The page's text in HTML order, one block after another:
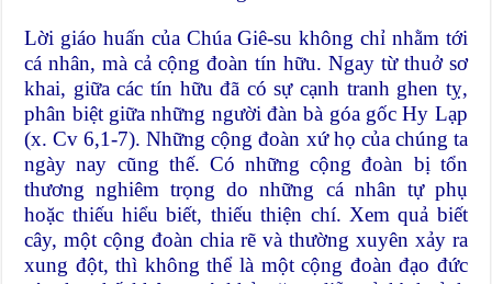
Lời giáo huấn của Chúa Giê-su không chỉ nhằm tới
cá nhân, mà cả cộng đoàn tín hữu. Ngay từ thuở sơ
khai, giữa các tín hữu đã có sự cạnh tranh ghen tỵ,
phân biệt giữa những người đàn bà góa gốc Hy Lạp
(x. Cv 6,1-7). Những cộng đoàn xứ họ của chúng ta
ngày nay cũng thế. Có những cộng đoàn bị tổn
thương nghiêm trọng do những cá nhân tự phụ
hoặc thiếu hiểu biết, thiếu thiện chí. Xem quả biết
cây, một cộng đoàn chia rẽ và thường xuyên xảy ra
xung đột, thì không thể là một cộng đoàn đạo đức